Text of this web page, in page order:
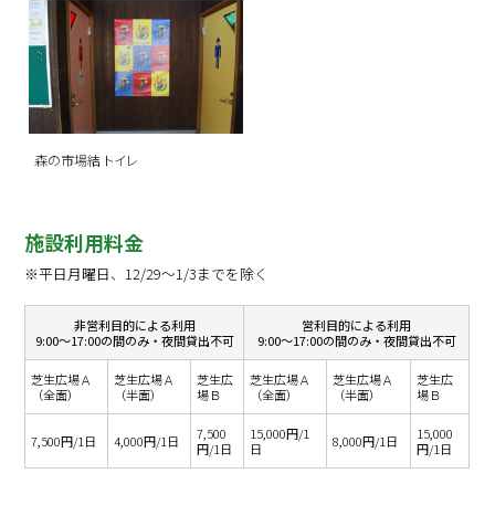
森の市場結 トイレ
施設利用料金
※平日月曜日、12/29～1/3までを除く
非営利目的による利用
9:00～17:00の間のみ・夜間貸出不可
営利目的による利用
9:00～17:00の間のみ・夜間貸出不可
芝生広場Ａ
（全面）
芝生広場Ａ
（半面）
芝生広
場Ｂ
芝生広場Ａ
（全面）
芝生広場Ａ
（半面）
芝生広
場Ｂ
7,500円/1日 4,000円/1日
7,500
円/1日
15,000円/1
日
8,000円/1日
15,000
円/1日